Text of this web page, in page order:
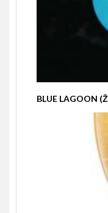
BLUE LAGOON